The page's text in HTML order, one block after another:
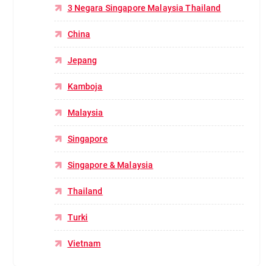
3 Negara Singapore Malaysia Thailand
China
Jepang
Kamboja
Malaysia
Singapore
Singapore & Malaysia
Thailand
Turki
Vietnam